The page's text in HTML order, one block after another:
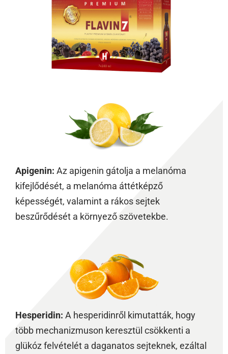
Apigenin: Az apigenin gátolja a melanóma
kifejlődését, a melanóma áttétképző
képességét, valamint a rákos sejtek
beszűrődését a környező szövetekbe.
Hesperidin: A hesperidinről kimutatták, hogy
több mechanizmuson keresztül csökkenti a
glükóz felvételét a daganatos sejteknek, ezáltal